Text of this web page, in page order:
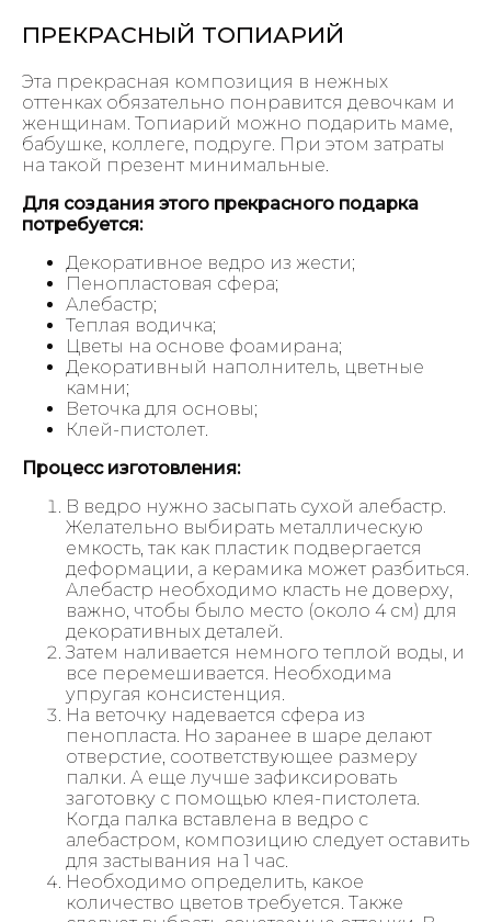
ПРЕКРАСНЫЙ ТОПИАРИЙ
Эта прекрасная композиция в нежных
оттенках обязательно понравится девочкам и
женщинам. Топиарий можно подарить маме,
бабушке, коллеге, подруге. При этом затраты
на такой презент минимальные.
Для создания этого прекрасного подарка
потребуется:
Декоративное ведро из жести;
Пенопластовая сфера;
Алебастр;
Теплая водичка;
Цветы на основе фоамирана;
Декоративный наполнитель, цветные
камни;
Веточка для основы;
Клей-пистолет.
Процесс изготовления:
В ведро нужно засыпать сухой алебастр.
Желательно выбирать металлическую
емкость, так как пластик подвергается
деформации, а керамика может разбиться.
Алебастр необходимо класть не доверху,
важно, чтобы было место (около 4 см) для
декоративных деталей.
Затем наливается немного теплой воды, и
все перемешивается. Необходима
упругая консистенция.
На веточку надевается сфера из
пенопласта. Но заранее в шаре делают
отверстие, соответствующее размеру
палки. А еще лучше зафиксировать
заготовку с помощью клея-пистолета.
Когда палка вставлена в ведро с
алебастром, композицию следует оставить
для застывания на 1 час.
Необходимо определить, какое
количество цветов требуется. Также